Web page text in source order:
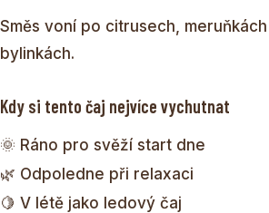
Směs voní po citrusech,
bylinkách.
Kdy si tento čaj nejvíce vychutnat
🌞 Ráno pro svěží start dne
🌿 Odpoledne při relaxaci
🍋 V létě jako ledový čaj